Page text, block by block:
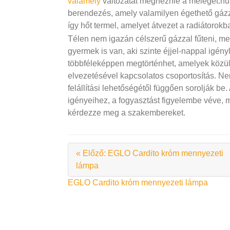
berendezés, amely valamilyen égethető
így hőt termel, amelyet átvezet a
Télen nem igazán célszerű gázzal fűteni,
gyermek is van, aki szinte éjjel-nappal
többféleképpen megtörténhet, amelyek
elvezetésével kapcsolatos csoportosítás.
felállítási lehetőségétől függően sorolják
igényeihez, a fogyasztást figyelembe véve,
kérdezze meg a szakembereket.
« Előző: EGLO Cardito króm mennyezeti
lámpa
Bejegyzés
EGLO Cardito króm mennyezeti lámpa